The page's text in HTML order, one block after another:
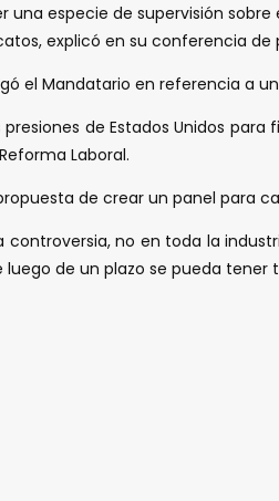
una especie de supervisión
explicó en su conferencia
el Mandatario en referencia a
de Estados Unidos
Laboral.
de crear un panel para
controversia, no en toda la
luego de un plazo se pueda